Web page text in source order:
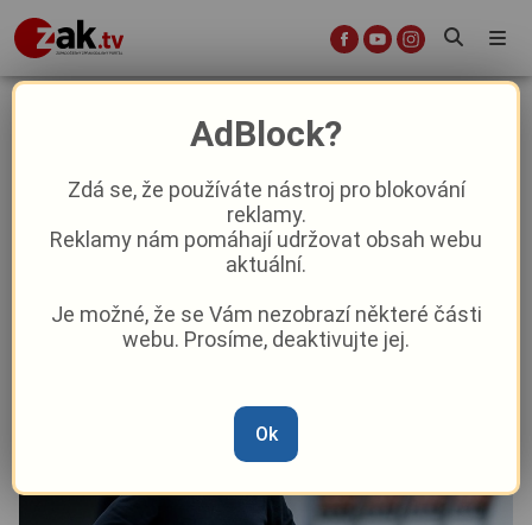
Byli bychom rádi, kdyby se s námi
fanoušci přišli proti Bohemce
rozloučit, přeje si Michal Bílek
Sport
Josef Krebs–22. 5. 2023|11:09
AdBlock?
Zdá se, že používáte nástroj pro blokování
reklamy.
Reklamy nám pomáhají udržovat obsah webu
aktuální.
Je možné, že se Vám nezobrazí některé části
webu. Prosíme, deaktivujte jej.
Ok